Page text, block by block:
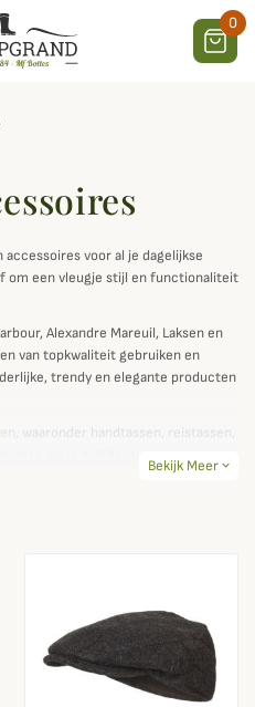
0
voor al je dagelijkse
om een vleugje stijl en functionaliteit
Alexandre Mareuil, Laksen en
van topkwaliteit gebruiken en
trendy en elegante producten
, waaronder handtassen, reistassen,
zon, regen of kou, heeft
je geselecteerd, waaronder
Bekijk Meer expand_more